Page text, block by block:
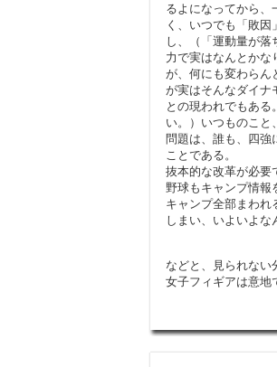
るよになってから、
く、いつでも「敗
し、（「運動量が
力で実はなんとかな
が、何にも変わらん
が実はそんなダイナ
との現われでもあ
い。）いつものこ
問題は、誰も、四強
ことである。
抜本的な改革が必要
野球もキャンプ情報
キャンプ全部まわれ
しまい、いよいよな
などと、見られな
女子フィギアは意